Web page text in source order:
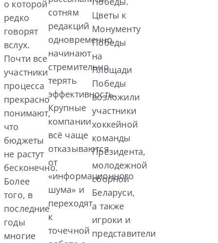
о которой
редко
говорят
вслух.
Почти все
участники
процесса
прекрасно
понимают,
что
бюджеты
не растут
бесконечно.
Более
того, в
последние
годы
многие
сотням
редакций
одновременно,
начинают
стремительно
терять
эффективность.
Крупные
компании
всё чаще
отказываются
от
«информационного
шума» и
переходят
к
точечной
Цветы к
Монументу
Победы
на
Площади
Победы
возложили
участники
хоккейной
команды
Президента,
молодежной
сборной
Беларуси,
а также
игроки и
представители